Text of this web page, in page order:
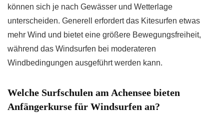
können sich je nach Gewässer und Wetterlage
unterscheiden. Generell erfordert das Kitesurfen etwas
mehr Wind und bietet eine größere Bewegungsfreiheit,
während das Windsurfen bei moderateren
Windbedingungen ausgeführt werden kann.
Welche Surfschulen am Achensee bieten
Anfängerkurse für Windsurfen an?